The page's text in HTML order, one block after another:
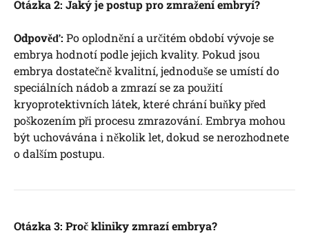
Otázka 2: Jaký je postup pro zmražení embryí?
Odpověď: Po oplodnění a určitém období vývoje se
embrya hodnotí podle jejich kvality. Pokud jsou
embrya dostatečně kvalitní, jednoduše se umístí do
speciálních nádob a zmrazí se za použití
kryoprotektivních látek, které chrání buňky před
poškozením při procesu zmrazování. Embrya mohou
být uchovávána i několik let, dokud se nerozhodnete
o dalším postupu.
Otázka 3: Proč kliniky zmrazí embrya?